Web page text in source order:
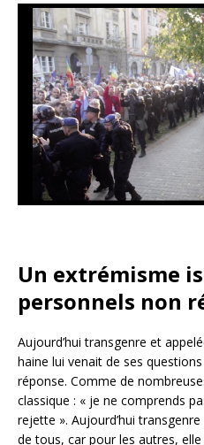
Un extrémisme
personnels non
Aujourd’hui transgenre et
haine lui venait de ses
réponse. Comme de
classique : « je ne comprends
rejette ». Aujourd’hui
de tous, car pour les autres, elle